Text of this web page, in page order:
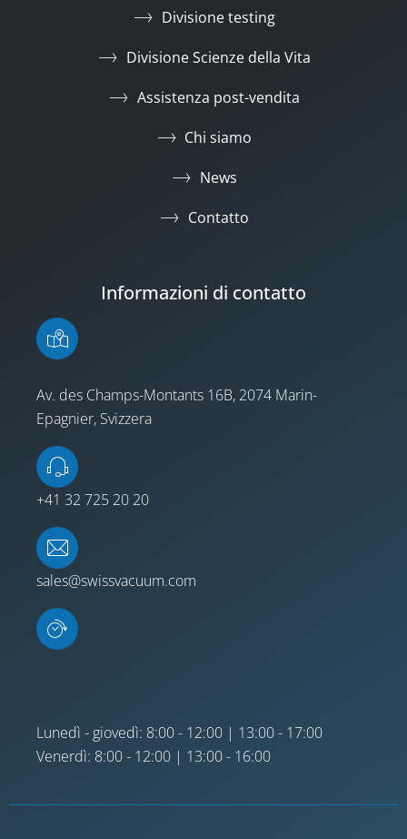
Divisione testing
Divisione Scienze della Vita
Assistenza post-vendita
Chi siamo
News
Contatto
Informazioni di contatto
Av. des Champs-Montants 16B, 2074 Marin-
Epagnier, Svizzera
+41 32 725 20 20
sales@swissvacuum.com
Lunedì - giovedì: 8:00 - 12:00 | 13:00 - 17:00
Venerdì: 8:00 - 12:00 | 13:00 - 16:00